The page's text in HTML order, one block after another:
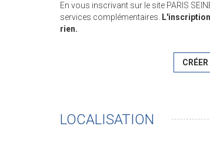
En vous inscrivant sur le site PARIS
services complémentaires.
rien.
LOCALISATION